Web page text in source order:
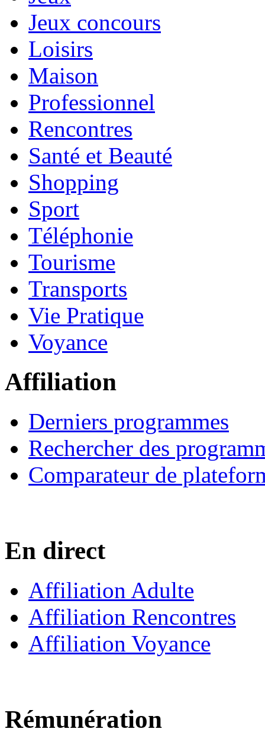
Jeux concours
Loisirs
Maison
Professionnel
Rencontres
Santé et Beauté
Shopping
Sport
Téléphonie
Tourisme
Transports
Vie Pratique
Voyance
Affiliation
Derniers programmes
Rechercher des
Comparateur de
En direct
Affiliation Adulte
Affiliation Rencontres
Affiliation Voyance
Rémunération